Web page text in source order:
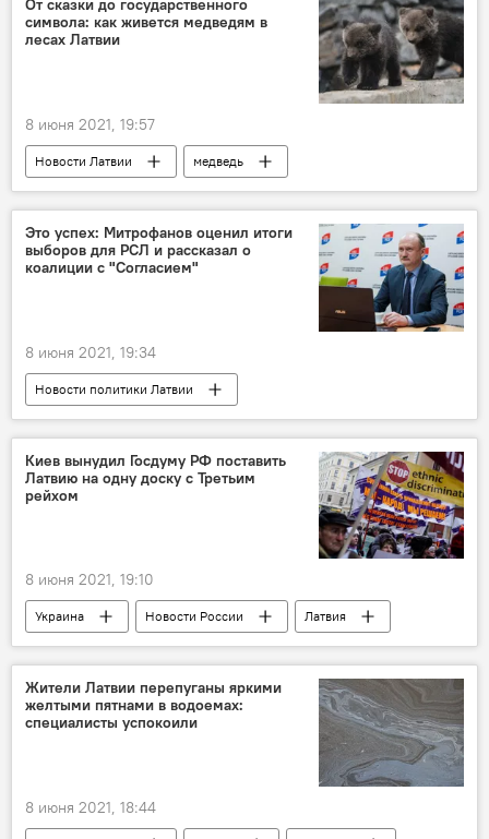
От сказки до государственного
символа: как живется медведям в
лесах Латвии
8 июня 2021, 19:57
Новости Латвии медведь
Это успех: Митрофанов оценил итоги
выборов для РСЛ и рассказал о
коалиции с "Согласием"
8 июня 2021, 19:34
Новости политики Латвии
Муниципальные выборы 2021 года в Латвии
Мирослав Митрофанов
партия "Русский союз Латвии"
Киев вынудил Госдуму РФ поставить
Латвию на одну доску с Третьим
рейхом
8 июня 2021, 19:10
Украина Новости России
Латвия
Россия
Эстония
Мария Захарова
русские
неграждане
Госдума РФ
закон
Константин Затулин
Владимир Зеленский
Жители Латвии перепуганы яркими
желтыми пятнами в водоемах:
специалисты успокоили
8 июня 2021, 18:44